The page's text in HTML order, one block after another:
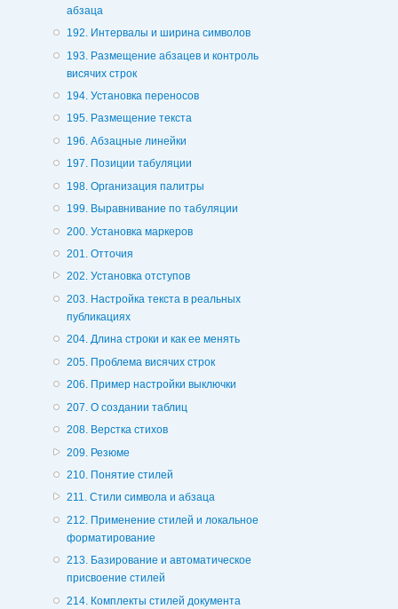
абзаца
192. Интервалы и ширина символов
193. Размещение абзацев и контроль
висячих строк
194. Установка переносов
195. Размещение текста
196. Абзацные линейки
197. Позиции табуляции
198. Организация палитры
199. Выравнивание по табуляции
200. Установка маркеров
201. Отточия
202. Установка отступов
203. Настройка текста в реальных
публикациях
204. Длина строки и как ее менять
205. Проблема висячих строк
206. Пример настройки выключки
207. О создании таблиц
208. Верстка стихов
209. Резюме
210. Понятие стилей
211. Стили символа и абзаца
212. Применение стилей и локальное
форматирование
213. Базирование и автоматическое
присвоение стилей
214. Комплекты стилей документа